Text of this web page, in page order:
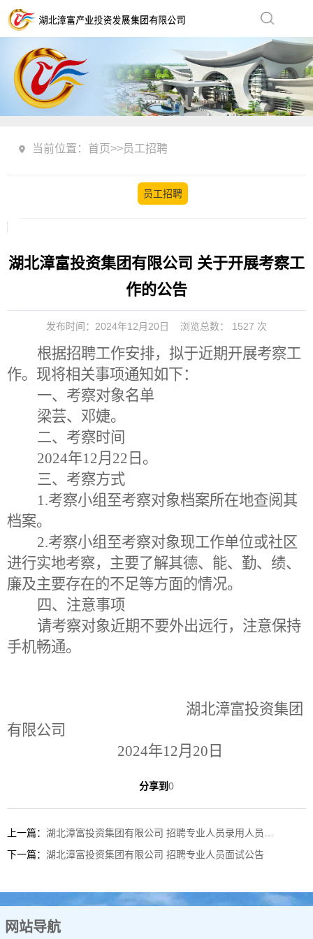
当前位置： 首页>>员工招聘
员工招聘
湖北漳富投资集团有限公司 关于开展考察工
作的公告
发布时间：2024年12月20日 浏览总数： 1527 次
根据招聘工作安排， 拟于近期开展考察工
作。 现将相关事项通知如下：
一、考察对象名单
梁芸、邓婕。
二、考察时间
2024年12月 22 日 。
三、考察方式
1.考察小组 至考察对象档案所在地查阅 其
档案。
2.考察小组 至考察对象现工作单位或社区
进行实地考察， 主要了解其德、能、勤、绩、
廉及主要存在的不足等方面的情况。
四、注意事项
请考察对象近期不要外出远行，注意保持
手机畅通。
湖北漳富投资集团
有限公司
2024年12月 20 日
分享到0
上一篇： 湖北漳富投资集团有限公司 招聘专业人员录用人员公示
下一篇： 湖北漳富投资集团有限公司 招聘专业人员面试公告
网站导航